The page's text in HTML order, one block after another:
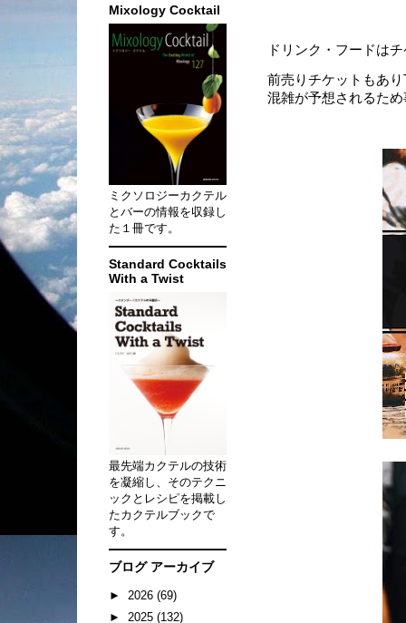
ドリンク・フードは
前売りチケットもあ
混雑が予想されるた
Mixology Cocktail
ミクソロジーカクテル
とバーの情報を収録し
た１冊です。
Standard Cocktails
With a Twist
最先端カクテルの技術
を凝縮し、そのテクニ
ックとレシピを掲載し
たカクテルブックで
す。
ブログ アーカイブ
► 2026 (69)
► 2025 (132)